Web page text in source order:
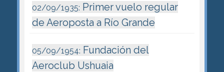
02/09/1935: Primer vuelo regular
de Aeroposta a Río Grande
05/09/1954: Fundación del
Aeroclub Ushuaia